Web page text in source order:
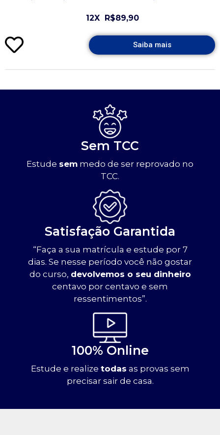
12X R$89,90
Saiba mais
Sem TCC
Estude sem medo de ser reprovado no
TCC.
Satisfação Garantida
“Faça a sua matrícula e estude por 7
dias. Se nesse período você não gostar
do curso, devolvemos o seu dinheiro
centavo por centavo e sem
ressentimentos”.
100% Online
Estude e realize todas as provas sem
precisar sair de casa.